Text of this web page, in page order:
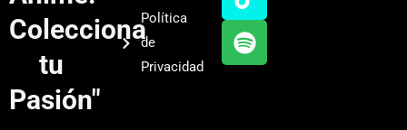
Colecciona
tu
Pasión"
Política
de
Privacidad
b
e
g
r
a
k
f
y